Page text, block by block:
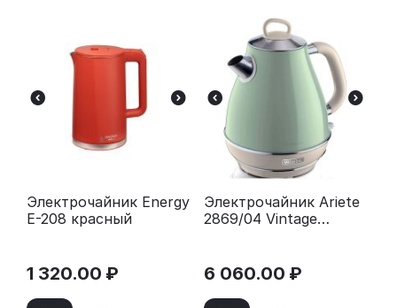
Электрочайник Energy
E-208 красный
1 320.00 ₽
Электрочайник Ariete
2869/04 Vintage
6 060.00 ₽